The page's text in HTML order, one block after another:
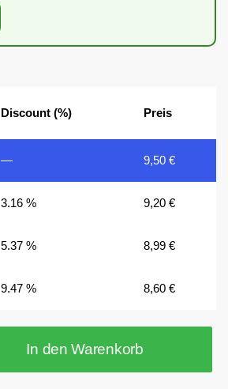
Discount (%) Preis
— 9,50€
3.16 % 9,20€
5.37 % 8,99€
9.47 % 8,60€
In den Warenkorb